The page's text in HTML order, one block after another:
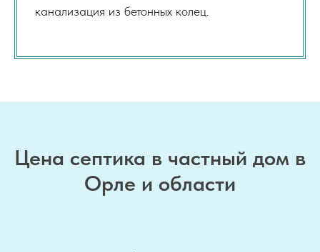
канализация из бетонных колец.
Цена септика в частный дом в
Орле и области